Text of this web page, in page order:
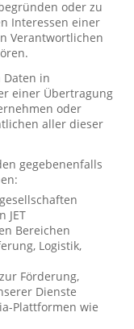
oder zu
Interessen einer
Verantwortlichen
Daten in
einer Übertragung
oder
aller dieser
gegebenenfalls
JET
Bereichen
Logistik,
Förderung,
Dienste
Plattformen wie